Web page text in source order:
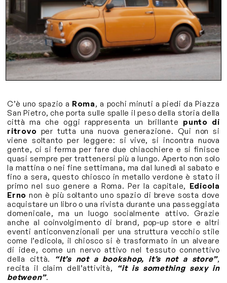
C’è uno spazio a Roma, a pochi minuti a piedi da Piazza
San Pietro, che porta sulle spalle il peso della storia della
città ma che oggi rappresenta un brillante punto di
ritrovo per tutta una nuova generazione. Qui non si
viene soltanto per leggere: si vive, si incontra nuova
gente, ci si ferma per fare due chiacchiere e si finisce
quasi sempre per trattenersi più a lungo. Aperto non solo
la mattina o nei fine settimana, ma dal lunedì al sabato e
fino a sera, questo chiosco in metallo verdone è stato il
primo nel suo genere a Roma. Per la capitale, Edicola
Erno non è più soltanto uno spazio di breve sosta dove
acquistare un libro o una rivista durante una passeggiata
domenicale, ma un luogo socialmente attivo. Grazie
anche al coinvolgimento di brand, pop-up store e altri
eventi anticonvenzionali per una struttura vecchio stile
come l’edicola, il chiosco si è trasformato in un alveare
di idee, come un nervo attivo nel tessuto connettivo
della città.
“It’s not a bookshop, it’s not a store”,
recita il claim dell’attività, “it is something sexy in
between”.